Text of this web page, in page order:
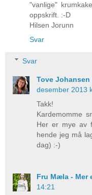
"vanlige"
oppskrift. :-D
Hilsen Jorunn
Svar
Svar
Tove
desember 2013
Takk!
Kardemomme
Her er mye av
hende jeg må
dag) :-)
Fru Mæla - Mer
14:21